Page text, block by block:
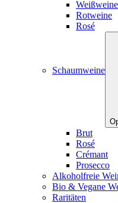
Weißweine
Rotweine
Rosé
Schaumweine
Brut
Rosé
Crémant
Prosecco
Alkoholfreie
Bio & Vegane
Raritäten